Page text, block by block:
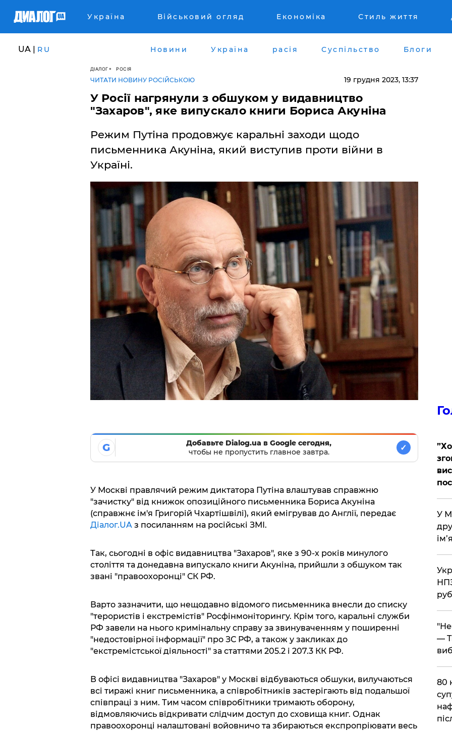
Україна Військовий огляд Економіка Стиль життя
UA | RU Новини Україна расія Суспільство Блоги
ДІАЛОГ РОСІЯ
ЧИТАТИ НОВИНУ РОСІЙСЬКОЮ 19 грудня 2023, 13:37
У Росії нагрянули з обшуком у видавництво
"Захаров", яке випускало книги Бориса Акуніна
Режим Путіна продовжує каральні заходи щодо
письменника Акуніна, який виступив проти війни в
Україні.
G
Добавьте Dialog.ua в Google сегодня,
чтобы не пропустить главное завтра.
✓
У Москві правлячий режим диктатора Путіна влаштував справжню
"зачистку" від книжок опозиційного письменника Бориса Акуніна
(справжнє ім'я Григорій Чхартішвілі), який емігрував до Англії, передає
Діалог.UAз посиланням на російські ЗМІ.
Так, сьогодні в офіс видавництва "Захаров", яке з 90-х років минулого
століття та донедавна випускало книги Акуніна, прийшли з обшуком так
звані "правоохоронці" СК РФ.
Варто зазначити, що нещодавно відомого письменника внесли до списку
"терористів і екстремістів" Росфінмоніторингу. Крім того, каральні служби
РФ завели на нього кримінальну справу за звинуваченням у поширенні
"недостовірної інформації" про ЗС РФ, а також у закликах до
"екстремістської діяльності" за статтями 205.2 і 207.3 КК РФ.
В офісі видавництва "Захаров" у Москві відбуваються обшуки, вилучаються
всі тиражі книг письменника, а співробітників застерігають від подальшої
співпраці з ним. Тим часом співробітники тримають оборону,
відмовляючись відкривати слідчим доступ до сховища книг. Однак
правоохоронці налаштовані войовничо та збираються експропріювати весь
​У
ім’я
—
​80